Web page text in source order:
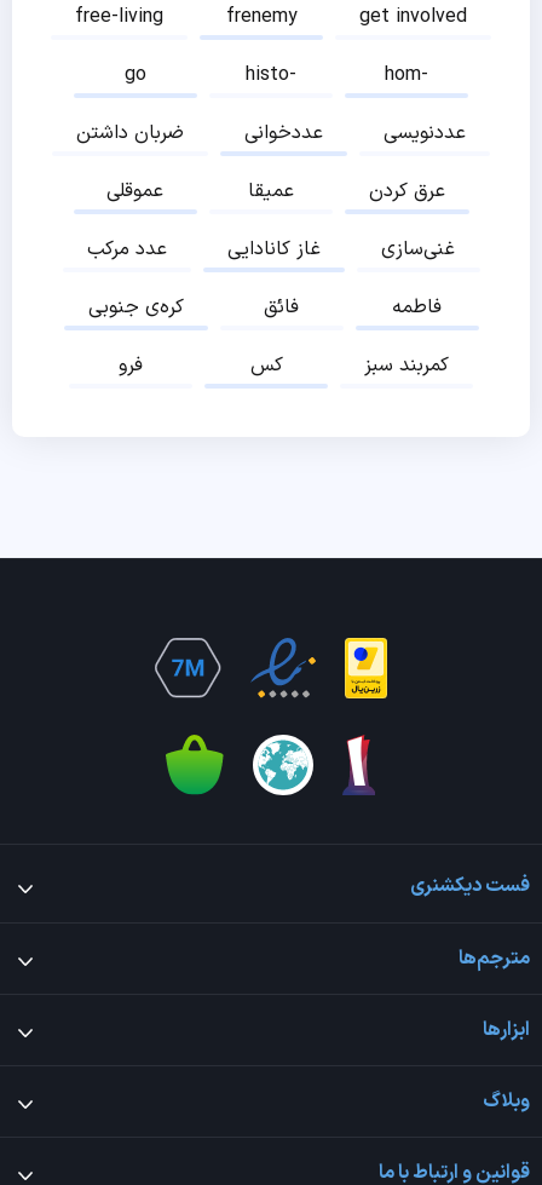
free-living
frenemy
get involved
go
histo-
hom-
ضربان داشتن
عددخوانی
عددنویسی
عموقلی
عمیقا
عرق کردن
عدد مرکب
غاز کانادایی
غنی‌سازی
کره‌ی جنوبی
فائق
فاطمه
فرو
کس کمربند سبز
فست دیکشنری
مترجم‌ها
ابزارها
وبلاگ
قوانین و ارتباط با ما